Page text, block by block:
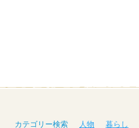
カテゴリー検索 人物 暮らし